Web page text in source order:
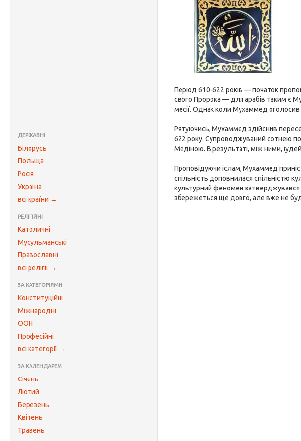
ДЕРЖАВНІ
Білорусь
Польща
Росія
Україна
всі країни →
РЕЛІГІЙНІ
Католичні
Мусульманські
Православні
всі релігії →
ЗА КАТЕГОРІЯМИ
Конституційні
Міжнародні
ООН
Професійні
всі категорії →
ЗА КАЛЕНДАРЕМ
Січень
Лютий
Березень
Квітень
Травень
Період 610-622 років — початок
свого Пророка — для арабів таким є
месії. Однак коли Мухаммед
Рятуючись, Мухаммед здійснив
622 року. Супроводжуваний сотнею
Медіною. В результаті, між ними,
Проповідуючи іслам, Мухаммед приніс
спільність доповнилася спільністю
культурний феномен затверджувався
збережеться ще довго, але вже не